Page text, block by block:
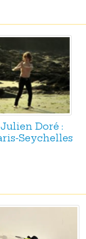
Julien Doré :
Seychelles